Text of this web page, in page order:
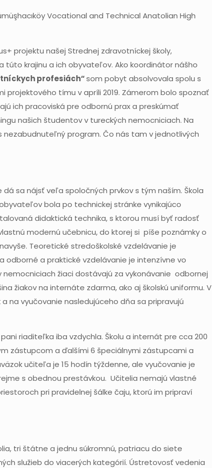
Vocational and Technical Anatolian High
projektu našej Strednej zdravotníckej školy,
túto krajinu a ich obyvateľov. Ako koordinátor nášho
profesiách“som pobyt absolvovala spolu s
projektového tímu v apríli 2019. Zámerom bolo spoznať
ich pracoviská pre odbornú prax a preskúmať
našich študentov v tureckých nemocniciach. Na
nezabudnuteľný program. Čo nás tam v jednotlivých
sa nájsť veľa spoločných prvkov s tým naším. Škola
bola po technickej stránke vynikajúco
didaktická technika, s ktorou musí byť radosť
modernú učebnicu, do ktorej si píše poznámky o
Teoretické stredoškolské vzdelávanie je
odborné a praktické vzdelávanie je intenzívne vo
žiaci dostávajú za vykonávanie odbornej
žiakov na internáte zdarma, ako aj školskú uniformu. V
na vyučovanie nasledujúceho dňa sa pripravujú
riaditeľka iba vzdychla. Školu a internát pre cca 200
zástupcom a ďalšími 6 špeciálnymi zástupcami a
učiteľa je 15 hodín týždenne, ale vyučovanie je
s obednou prestávkou. Učitelia nemajú vlastné
pri pravidelnej šálke čaju, ktorú im pripraví
tri štátne a jednu súkromnú, patriacu do siete
služieb do viacerých kategórií. Ústretovosť vedenia